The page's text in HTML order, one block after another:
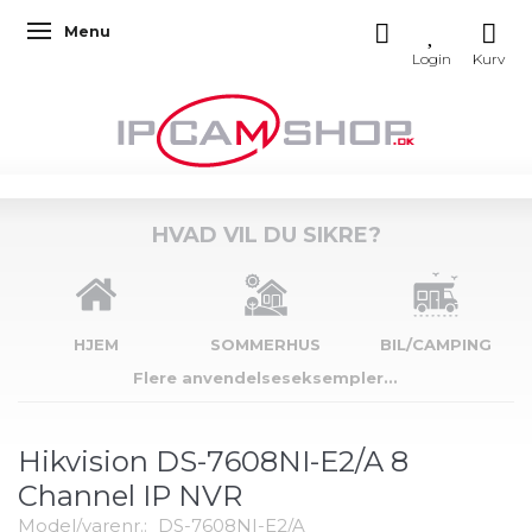
Skifte navigation
Menu
HVAD VIL DU SIKRE?
HJEM SOMMERHUS
BIL/CAMPING
Flere anvendelseseksempler...
Hikvision DS-7608NI-E2/A 8
Channel IP NVR
Model/varenr.: DS-7608NI-E2/A